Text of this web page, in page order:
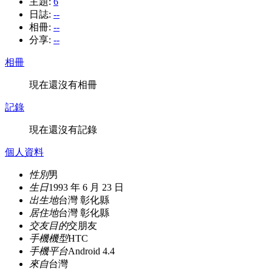
日誌: --
相冊: --
分享: --
相冊
現在還沒有相冊
記錄
現在還沒有記錄
個人資料
性別男
生日1993 年 6 月 23 日
出生地台灣 彰化縣
居住地台灣 彰化縣
交友目的交朋友
手機機型HTC
手機平台Android 4.4
來自台灣